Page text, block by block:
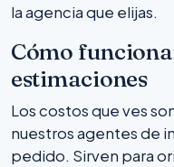
la agencia que elijas.
Cómo
estimaciones
Los costos que ves
nuestros agentes de
pedido. Sirven para